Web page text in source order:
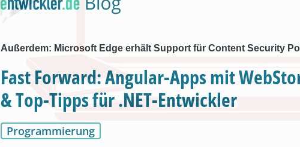
Außerdem: Microsoft Edge erhält Support für Content Security
Fast Forward: Angular-Apps mit
& Top-Tipps für .NET-Entwickler
Programmierung